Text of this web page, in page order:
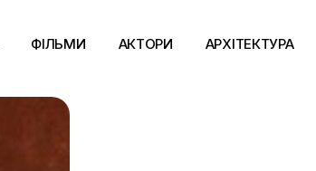
ФІЛЬМИ АКТОРИ АРХІТЕКТУРА